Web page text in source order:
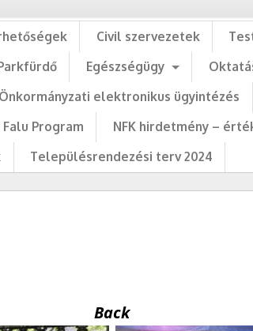
Civil szervezetek
Egészségügy
Önkormányzati elektronikus ügyintézés
Program NFK hirdetmény –
Településrendezési terv 2024
Back